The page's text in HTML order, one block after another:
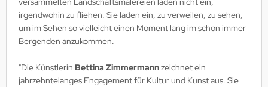
irgendwohin zu fliehen. Sie laden ein, zu verweilen, zu sehen,
um im Sehen so vielleicht einen Moment lang im schon immer
Bergenden anzukommen.
"Die Künstlerin Bettina Zimmermannzeichnet ein
jahrzehntelanges Engagement für Kultur und Kunst aus. Sie